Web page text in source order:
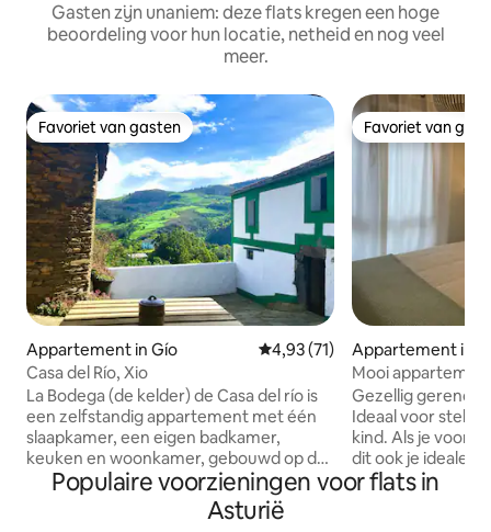
Gasten zijn unaniem: deze flats kregen een hoge
beoordeling voor hun locatie, netheid en nog veel
meer.
Favoriet van gasten
Favoriet van gasten
Appartement in Gío Gemiddelde beoordeling van
4,93 (71)
Casa del Río, Xio
La Bodega (de kelder) de Casa del río is
een zelfstandig appartement met één
slaapkamer, een eigen badkamer,
keuken en woonkamer, gebouwd op de
begane grond. De keuken is uitgerust
om je eigen eenvoudige maaltijden te
koken (maar geen oven/magnetron).
Favoriet van
Favoriet van
Appartement in
Mooi
AS
Gezellig
Ideaal voor
kind. Als je voor
dit ook je ideale
hebt een wifi-
Populaire voorzieningen voor flats in
Asturië